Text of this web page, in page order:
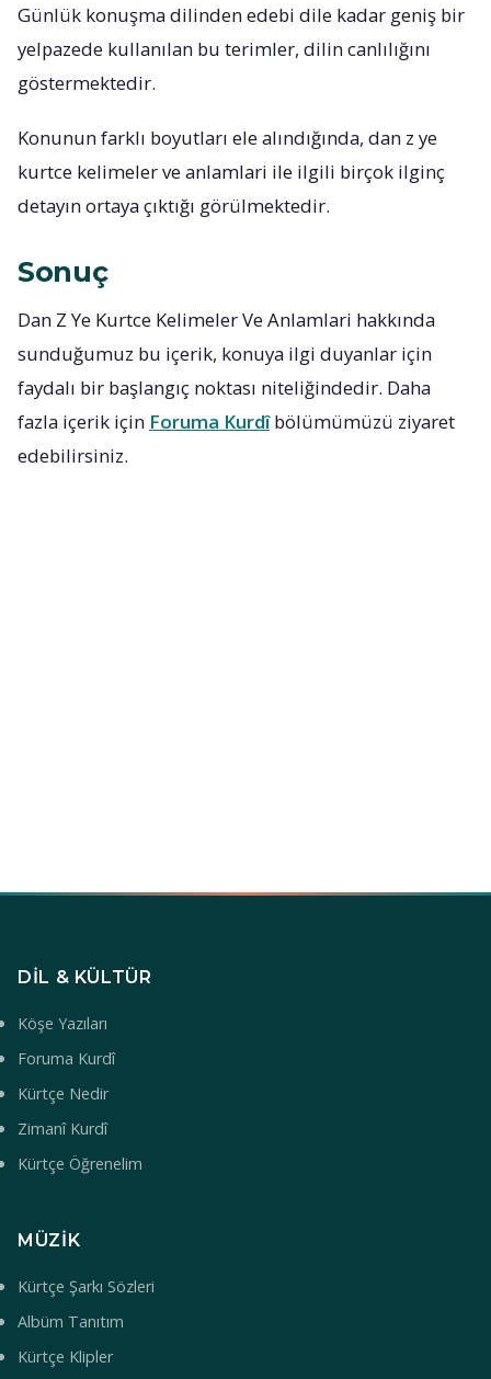
Günlük konuşma dilinden edebi dile kadar geniş bir
yelpazede kullanılan bu terimler, dilin canlılığını
göstermektedir.
Konunun farklı boyutları ele alındığında, dan z ye
kurtce kelimeler ve anlamlari ile ilgili birçok ilginç
detayın ortaya çıktığı görülmektedir.
Sonuç
Dan Z Ye Kurtce Kelimeler Ve Anlamlari hakkında
sunduğumuz bu içerik, konuya ilgi duyanlar için
faydalı bir başlangıç noktası niteliğindedir. Daha
fazla içerik için Foruma Kurdîbölümümüzü ziyaret
edebilirsiniz.
DIL & KÜLTÜR
Köşe Yazıları
Foruma Kurdî
Kürtçe Nedir
Zimanî Kurdî
Kürtçe Öğrenelim
MÜZIK
Kürtçe Şarkı Sözleri
Albüm Tanıtım
Kürtçe Klipler